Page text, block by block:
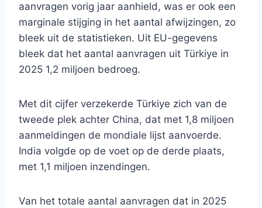
aanvragen vorig jaar aanhield, was er ook een
marginale stijging in het aantal afwijzingen, zo
bleek uit de statistieken. Uit EU-gegevens
bleek dat het aantal aanvragen uit Türkiye in
2025 1,2 miljoen bedroeg.
Met dit cijfer verzekerde Türkiye zich van de
tweede plek achter China, dat met 1,8 miljoen
aanmeldingen de mondiale lijst aanvoerde.
India volgde op de voet op de derde plaats,
met 1,1 miljoen inzendingen.
Van het totale aantal aanvragen dat in 2025